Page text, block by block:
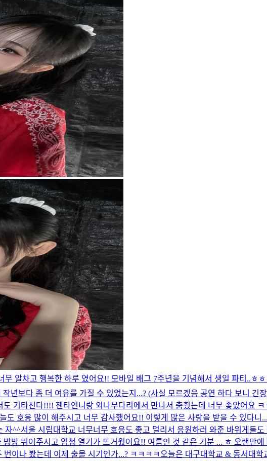
알차고 행복한 하루 였어요!! 모바일 배그 7주년을 기념해서 생일 파티..ㅎ
년보다 좀 더 여유를 가질 수 있었는지...? (사실 모르겠음 공연 하다 보니 긴
기타친다!!!! 젠타언니랑 외나무다리에서 만나서 춤췄는데 너무 좋았어요
도 호응 많이 해주시고 너무 감사했어요!! 이렇게 많은 사랑을 받을 수 있다니
자^^서울 시립대학교 너무너무 호응도 좋고 멀리서 응원하러 와준 바위게들
방 뛰어주시고 엄청 열기가 뜨거웠어요!! 여름인 것 같은 기분 ... ㅎ 오랜만
이나 봤는데 이제 출몰 시기인가...? ㅋㅋㅋㅋ 오늘은 대구대학교 & 동서대학